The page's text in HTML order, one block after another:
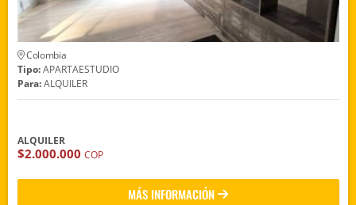
Colombia
Tipo:APARTAESTUDIO
Para:ALQUILER
ALQUILER
$2.000.000 COP
MÁS INFORMACIÓN